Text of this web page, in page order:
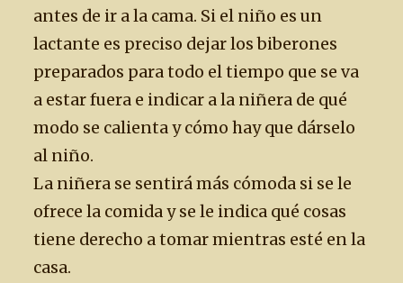
antes de ir a la cama. Si el niño es un
lactante es preciso dejar los biberones
preparados para todo el tiempo que se va
a estar fuera e indicar a la niñera de qué
modo se calienta y cómo hay que dárselo
al niño.
La niñera se sentirá más cómoda si se le
ofrece la comida y se le indica qué cosas
tiene derecho a tomar mientras esté en la
casa.